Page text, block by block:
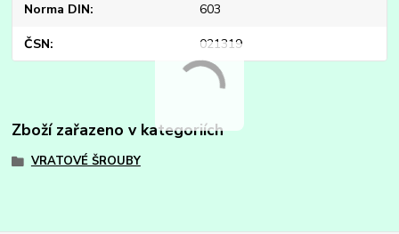
Norma DIN 603
ČSN 021319
Zboží zařazeno v kategoriích
VRATOVÉ ŠROUBY